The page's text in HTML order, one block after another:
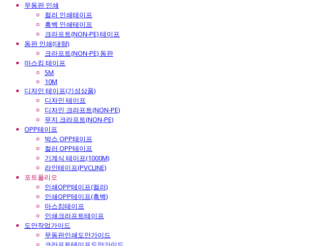
무동판 인쇄
컬러 인쇄테이프
흑백 인쇄테이프
크라프트(NON-PE) 테이프
동판 인쇄(대량)
크라프트(NON-PE) 동판
마스킹 테이프
5M
10M
디자인 테이프(기성상품)
디자인 테이프
디자인 크라프트(NON-PE)
무지 크라프트(NON-PE)
OPP테이프
박스 OPP테이프
컬러 OPP테이프
기계식 테이프(1000M)
라인테이프(PVCLINE)
포트폴리오
인쇄OPP테이프(컬러)
인쇄OPP테이프(흑백)
마스킹테이프
인쇄크라프트테이프
도안작업가이드
무동판인쇄도안가이드